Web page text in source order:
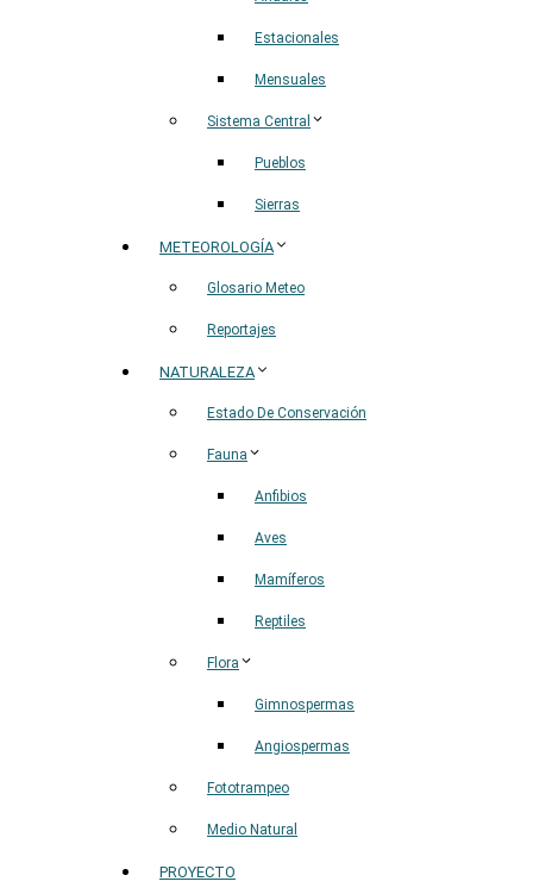
Estacionales
Mensuales
Sistema Central
Pueblos
Sierras
METEOROLOGÍA
Glosario Meteo
Reportajes
NATURALEZA
Estado De Conservación
Fauna
Anfibios
Aves
Mamíferos
Reptiles
Flora
Gimnospermas
Angiospermas
Fototrampeo
Medio Natural
PROYECTO